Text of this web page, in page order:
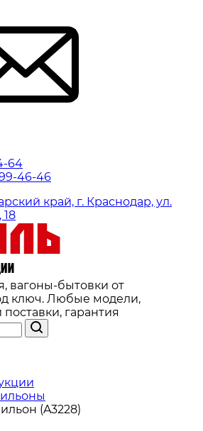
64
46-46
край, г. Краснодар, ул.
вагоны-бытовки от
ключ. Любые модели,
гарантия
(A3228)